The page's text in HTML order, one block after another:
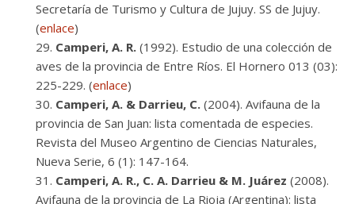
Secretaría de Turismo y Cultura de Jujuy. SS de Jujuy.
(enlace)
Camperi, A. R. (1992). Estudio de una colección de
aves de la provincia de Entre Ríos. El Hornero 013 (03):
225-229. (enlace)
Camperi, A. & Darrieu, C. (2004). Avifauna de la
provincia de San Juan: lista comentada de especies.
Revista del Museo Argentino de Ciencias Naturales,
Nueva Serie, 6 (1): 147-164.
Camperi, A. R., C. A. Darrieu & M. Juárez (2008).
Avifauna de la provincia de La Rioja (Argentina): lista